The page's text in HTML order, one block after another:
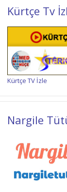
Kürtçe Tv
Kürtçe TV İzle
Nargile